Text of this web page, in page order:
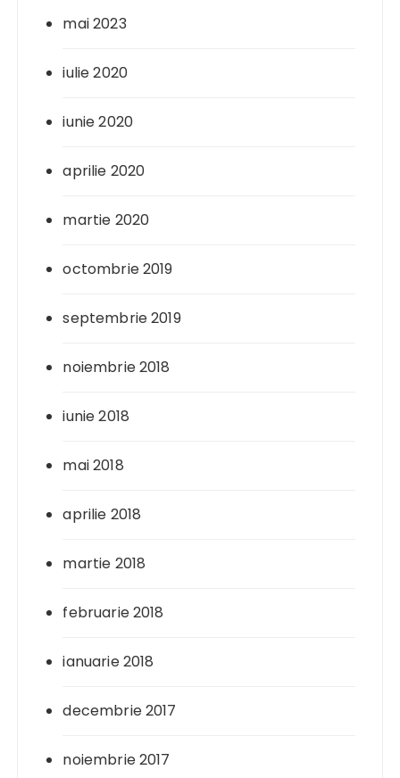
mai 2023
iulie 2020
iunie 2020
aprilie 2020
martie 2020
octombrie 2019
septembrie 2019
noiembrie 2018
iunie 2018
mai 2018
aprilie 2018
martie 2018
februarie 2018
ianuarie 2018
decembrie 2017
noiembrie 2017